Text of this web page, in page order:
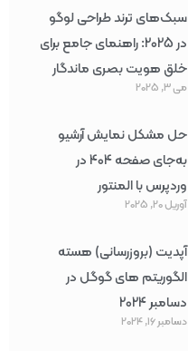
سبک‌های ترند طراحی لوگو
در 2025: راهنمای جامع برای
خلق هویت بصری ماندگار
می 3, 2025
حل مشکل نمایش آرشیو
به‌جای صفحه 404 در
وردپرس با المنتور
آوریل 20, 2025
آپدیت (بروزرسانی) هسته
الگوریتم های گوگل در
دسامبر 2024
دسامبر 16, 2024